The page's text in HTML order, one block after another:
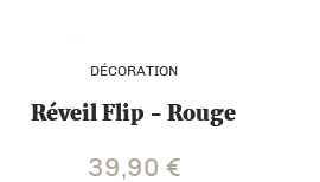
DÉCORATION
Réveil Flip - Rouge
39,90 €